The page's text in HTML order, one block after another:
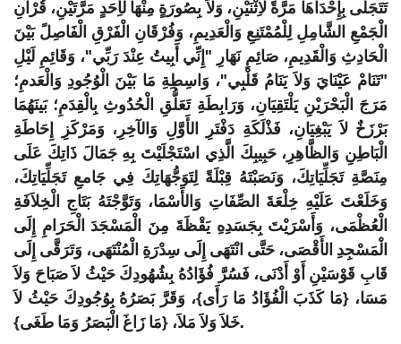
تَتَجَلَّى بِإِحْدَاهَا مَرَّةً لاِثْنَيْنِ، وَلاَ بِصُورَةٍ مِنْهَا لأَِحَدٍ مَرَّتَيْنِ، قُرْآنِ
الْجَمْعِ الشَّامِلِ لِلْمُمْتَنِعِ وَالْعَدِيمِ، وَفُرْقَانِ الْفَرْقِ الْفَاصِلً بَيْنَ
الْحَادِثِ وَالْقَدِيمِ، صَائِمِ نَهَارِ "إِنِّي أَبِيتُ عِنْدَ رَبِّي"، وَقَائِمِ لَيْلِ
"تَنَامْ عَيْنَايَ وَلاَ يَنَامُ قَلْبِي"، وَاسِطِةِ مَا بَيْنَ الْوُجُودِ وَالْعَدمِ؛
مَرَجَ الْبَحْرَيْنِ يَلْتَقِيَانِ، وَرَابِطَةِ تَعَلُّقِ الْحُدُوثِ بِالْقِدَمِ؛ بَينَهُمَا
بَرْزَخٌ لاَ يَبْغِيَانِ، فَذْلَكَةِ دَفْتَرِ الأَوَّلِ وَالآخِرِ، وَمَرْكَزِ إِحَاطَةِ
الْبَاطِنِ وَالظَّاهِرِ، حَبِيبِكَ الَّذِي اسْتَجْلَيْتَ بِهِ جَمَالَ ذَاتِكَ عَلَى
مِنَصَّةِ تَجَلِّيَاتِكَ، وَنَصَبْتَهُ قِبْلَةً لِتَوَجُّهَاتِكَ فِي جَامعِ تَجَلِّيَاتِكَ،
وَخَلَعْتَ عَلَيْهِ خِلْعَةَ الصِّفَاتِ وَالأَسْمَا، وَتَوَّجْتَهُ بَتَاجِ الْخِلاَفَةِ
الْعُظْمَى، وَأَسْرَيْتَ بِجَسَدِهِ يَقْظَةَ مِنَ الْمَسْجَدَ الْحَرَامِ إِلَى
الْمَسْجِدِ الأَقْصَى، حَتَّى انْتَهَى إِلَى سِدْرَةِ الْمُنْتَهَى، وَتَرَقَّى إِلَى
قَابِ قَوْسَيْنِ أَوْ أَدْنَى، فَسُرَّ فُؤَادُهُ بِشُهُودِكَ حَيْثُ لاَ صَبَاحَ وَلاَ
مَسَا، {مَا كَذَبَ الْفُؤَادُ مَا رَأَى}، وَقَرَّ بَصَرُهُ بِوُجُودِكَ حَيْثُ لاَ
خَلاَ وَلاَ مَلاَ، {مَا زَاغَ الْبَصَرُ وَمَا طَغَى}.